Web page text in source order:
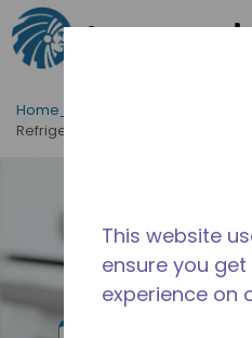
Ir para o conteúdo principal
Home_Breadcrumb
Refrigeradores de água
This website
ensure you
experience on